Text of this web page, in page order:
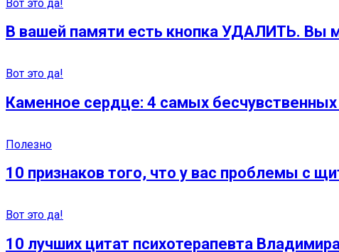
Вот это да!
В вашей памяти есть кнопка УДАЛИТЬ. Вы
Вот это да!
Каменное сердце: 4 самых бесчувственных
Полезно
10 признаков того, что у вас проблемы с
Вот это да!
10 лучших цитат психотерапевта